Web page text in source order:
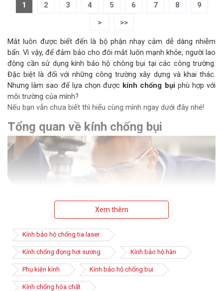
1 2 3 4 5 6 7 8
9
>
>>
Mắt luôn được biết đến là bộ phận nhạy cảm dễ dàng nhiễm
bẩn. Vì vậy, để đảm bảo cho đôi mắt luôn mạnh khỏe, người lao
động cần sử dụng kính bảo hộ chông bụi tại các công trường.
Đặc biệt là đối với những công trường xây dựng và khai thác.
Nhưng làm sao để lựa chọn được kính chống bụi phù hợp với
môi trường của mình?
Nếu bạn vẫn chưa biết thì hiểu cùng mình ngay dưới đây nhé!
Tổng quan về kính chống bụi
Kính bảo hộ chống bụi thường được thiết kế hình vòng cung,
Xem thêm
Kính bảo hộ chống tia laser
Kính chống đọng hơi sương Kính bảo hộ hàn
Phụ kiện kính Kính bảo hộ chống bụi
Kính chống hóa chất